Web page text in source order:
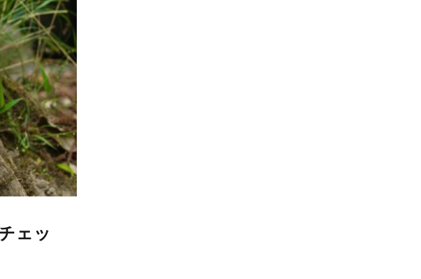
ェッ